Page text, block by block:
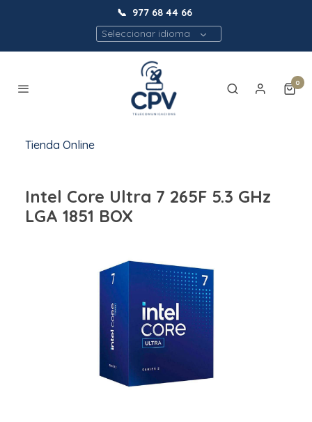
📞 977 68 44 66
Seleccionar idioma
0
Tienda Online
Intel Core Ultra 7 265F 5.3 GHz
LGA 1851 BOX